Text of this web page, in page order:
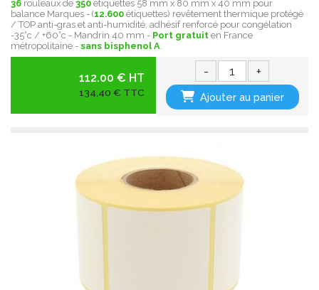
36 rouleaux de 350 étiquettes 58 mm x 80 mm x 40 mm pour
balance Marques - (12.600 étiquettes) revêtement thermique protégé
/ TOP anti-gras et anti-humidité, adhésif renforcé pour congélation
-35°c / +60°c - Mandrin 40 mm - Port gratuit en France
métropolitaine - sans bisphenol A
112.00 € HT
134,40 € TTC
- +
Ajouter au panier